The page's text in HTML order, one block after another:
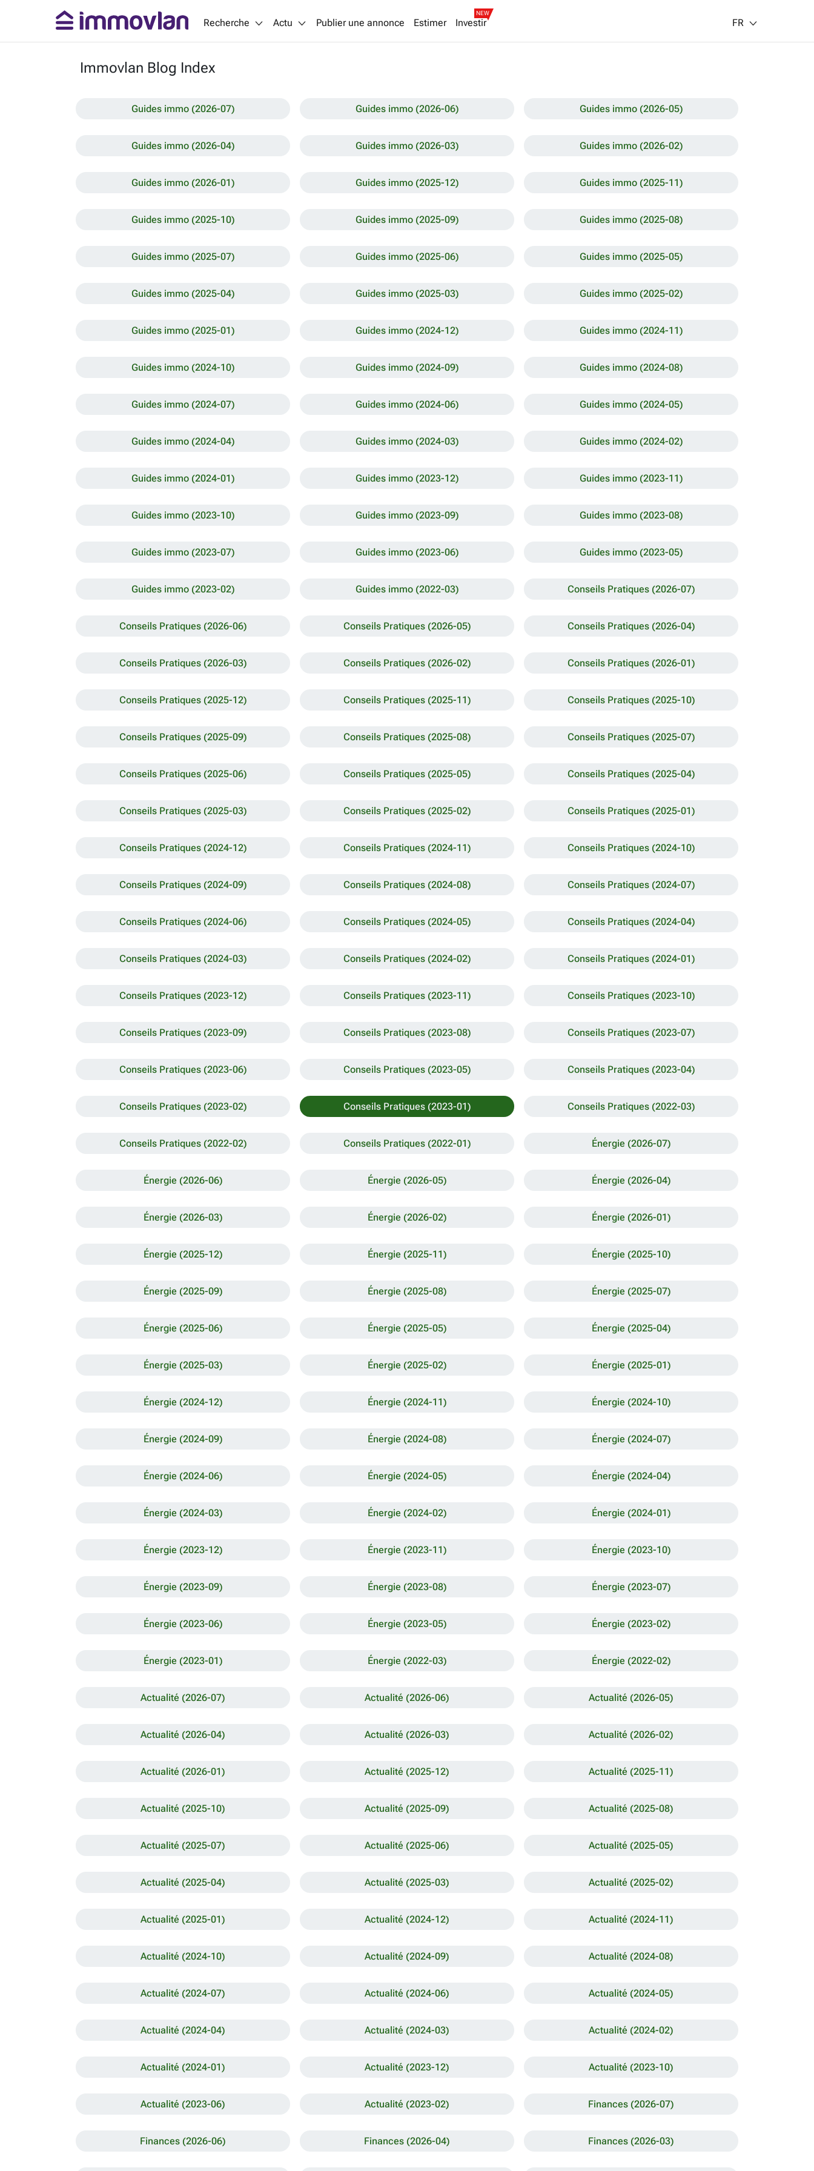
Recherche Actu Publier une annonce Estimer Investir
NEW
FR
Immovlan Blog Index
Guides immo (2026-07) Guides immo (2026-06) Guides immo (2026-05)
Guides immo (2026-04) Guides immo (2026-03) Guides immo (2026-02)
Guides immo (2026-01) Guides immo (2025-12) Guides immo (2025-11)
Guides immo (2025-10) Guides immo (2025-09) Guides immo (2025-08)
Guides immo (2025-07) Guides immo (2025-06) Guides immo (2025-05)
Guides immo (2025-04) Guides immo (2025-03) Guides immo (2025-02)
Guides immo (2025-01) Guides immo (2024-12) Guides immo (2024-11)
Guides immo (2024-10) Guides immo (2024-09) Guides immo (2024-08)
Guides immo (2024-07) Guides immo (2024-06) Guides immo (2024-05)
Guides immo (2024-04) Guides immo (2024-03) Guides immo (2024-02)
Guides immo (2024-01) Guides immo (2023-12) Guides immo (2023-11)
Guides immo (2023-10) Guides immo (2023-09) Guides immo (2023-08)
Guides immo (2023-07) Guides immo (2023-06) Guides immo (2023-05)
Guides immo (2023-02) Guides immo (2022-03) Conseils Pratiques (2026-07)
Conseils Pratiques (2026-06) Conseils Pratiques (2026-05) Conseils Pratiques (2026-04)
Conseils Pratiques (2026-03) Conseils Pratiques (2026-02) Conseils Pratiques (2026-01)
Conseils Pratiques (2025-12) Conseils Pratiques (2025-11) Conseils Pratiques (2025-10)
Conseils Pratiques (2025-09) Conseils Pratiques (2025-08) Conseils Pratiques (2025-07)
Conseils Pratiques (2025-06) Conseils Pratiques (2025-05) Conseils Pratiques (2025-04)
Conseils Pratiques (2025-03) Conseils Pratiques (2025-02) Conseils Pratiques (2025-01)
Conseils Pratiques (2024-12) Conseils Pratiques (2024-11) Conseils Pratiques (2024-10)
Conseils Pratiques (2024-09) Conseils Pratiques (2024-08) Conseils Pratiques (2024-07)
Conseils Pratiques (2024-06) Conseils Pratiques (2024-05) Conseils Pratiques (2024-04)
Conseils Pratiques (2024-03) Conseils Pratiques (2024-02) Conseils Pratiques (2024-01)
Conseils Pratiques (2023-12) Conseils Pratiques (2023-11) Conseils Pratiques (2023-10)
Conseils Pratiques (2023-09) Conseils Pratiques (2023-08) Conseils Pratiques (2023-07)
Conseils Pratiques (2023-06) Conseils Pratiques (2023-05) Conseils Pratiques (2023-04)
Conseils Pratiques (2023-02) Conseils Pratiques (2023-01) Conseils Pratiques (2022-03)
Conseils Pratiques (2022-02) Conseils Pratiques (2022-01) Énergie (2026-07)
Énergie (2026-06) Énergie (2026-05) Énergie (2026-04)
Énergie (2026-03) Énergie (2026-02) Énergie (2026-01)
Énergie (2025-12) Énergie (2025-11) Énergie (2025-10)
Énergie (2025-09) Énergie (2025-08) Énergie (2025-07)
Énergie (2025-06) Énergie (2025-05) Énergie (2025-04)
Énergie (2025-03) Énergie (2025-02) Énergie (2025-01)
Énergie (2024-12) Énergie (2024-11) Énergie (2024-10)
Énergie (2024-09) Énergie (2024-08) Énergie (2024-07)
Énergie (2024-06) Énergie (2024-05) Énergie (2024-04)
Énergie (2024-03) Énergie (2024-02) Énergie (2024-01)
Énergie (2023-12) Énergie (2023-11) Énergie (2023-10)
Énergie (2023-09) Énergie (2023-08) Énergie (2023-07)
Énergie (2023-06) Énergie (2023-05) Énergie (2023-02)
Énergie (2023-01) Énergie (2022-03) Énergie (2022-02)
Actualité (2026-07) Actualité (2026-06) Actualité (2026-05)
Actualité (2026-04) Actualité (2026-03) Actualité (2026-02)
Actualité (2026-01) Actualité (2025-12) Actualité (2025-11)
Actualité (2025-10) Actualité (2025-09) Actualité (2025-08)
Actualité (2025-07) Actualité (2025-06) Actualité (2025-05)
Actualité (2025-04) Actualité (2025-03) Actualité (2025-02)
Actualité (2025-01) Actualité (2024-12) Actualité (2024-11)
Actualité (2024-10) Actualité (2024-09) Actualité (2024-08)
Actualité (2024-07) Actualité (2024-06) Actualité (2024-05)
Actualité (2024-04) Actualité (2024-03) Actualité (2024-02)
Actualité (2024-01) Actualité (2023-12) Actualité (2023-10)
Actualité (2023-06) Actualité (2023-02) Finances (2026-07)
Finances (2026-06) Finances (2026-04) Finances (2026-03)